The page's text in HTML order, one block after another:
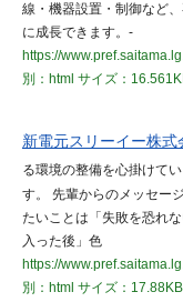
線・機器設置・制御など
に成長できます。-
https://
別：html サイズ：
新電元スリーイー株式
る環境の整備を心掛けて
す。 先輩からのメッセー
たいことは「失敗を恐れ
入った後」色
https://
別：html サイズ：17.88KB